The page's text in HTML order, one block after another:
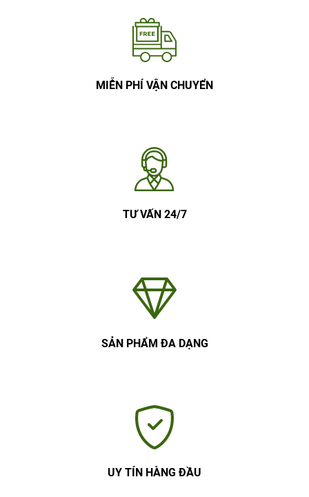
MIỄN PHÍ VẬN CHUYỂN
TƯ VẤN 24/7
SẢN PHẨM ĐA DẠNG
UY TÍN HÀNG ĐẦU